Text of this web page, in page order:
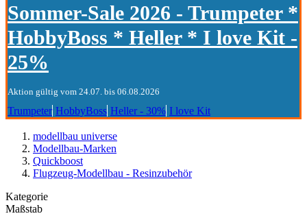
Sommer-Sale 2026 - Trumpeter *
HobbyBoss * Heller * I love Kit -
25%
Aktion gültig vom 24.07. bis 06.08.2026
Trumpeter HobbyBoss Heller - 30% I love Kit
modellbau universe
Modellbau-Marken
Quickboost
Flugzeug-Modellbau - Resinzubehör
Kategorie
Maßstab